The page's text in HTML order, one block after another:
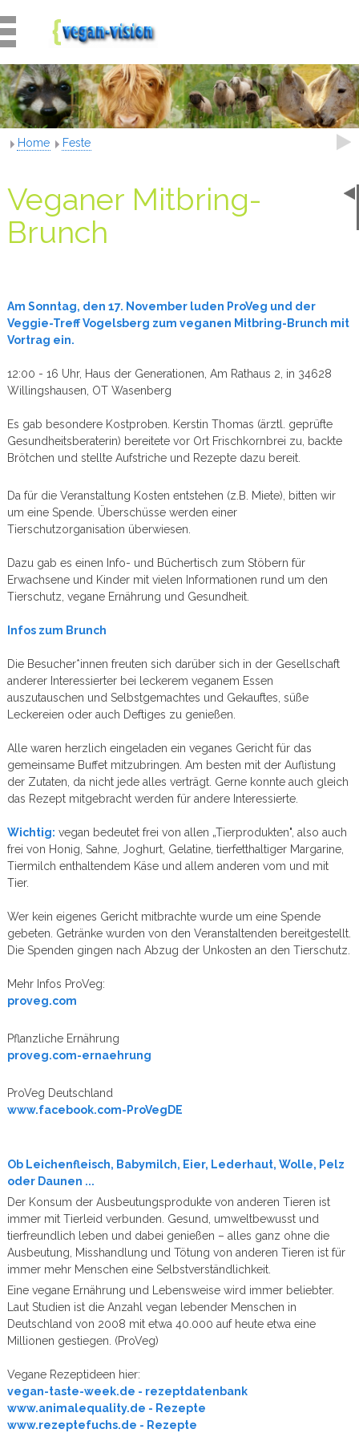
Home Feste
Veganer Mitbring-
Brunch
Am Sonntag, den 17. November luden ProVeg und der
Veggie-Treff Vogelsberg zum veganen Mitbring-Brunch mit
Vortrag ein.
12:00 - 16 Uhr, Haus der Generationen, Am Rathaus 2, in 34628
Willingshausen, OT Wasenberg
Es gab besondere Kostproben. Kerstin Thomas (ärztl. geprüfte
Gesundheitsberaterin) bereitete vor Ort Frischkornbrei zu, backte
Brötchen und stellte Aufstriche und Rezepte dazu bereit.
Da für die Veranstaltung Kosten entstehen (z.B. Miete), bitten wir
um eine Spende. Überschüsse werden einer
Tierschutzorganisation überwiesen.
Dazu gab es einen Info- und Büchertisch zum Stöbern für
Erwachsene und Kinder mit vielen Informationen rund um den
Tierschutz, vegane Ernährung und Gesundheit.
Infos zum Brunch
Die Besucher*innen freuten sich darüber sich in der Gesellschaft
anderer Interessierter bei leckerem veganem Essen
auszutauschen und Selbstgemachtes und Gekauftes, süße
Leckereien oder auch Deftiges zu genießen.
Alle waren herzlich eingeladen ein veganes Gericht für das
gemeinsame Buffet mitzubringen. Am besten mit der Auflistung
der Zutaten, da nicht jede alles verträgt. Gerne konnte auch gleich
das Rezept mitgebracht werden für andere Interessierte.
Wichtig: vegan bedeutet frei von allen „Tierprodukten", also auch
frei von Honig, Sahne, Joghurt, Gelatine, tierfetthaltiger Margarine,
Tiermilch enthaltendem Käse und allem anderen vom und mit
Tier.
Wer kein eigenes Gericht mitbrachte wurde um eine Spende
gebeten. Getränke wurden von den Veranstaltenden bereitgestellt.
Die Spenden gingen nach Abzug der Unkosten an den Tierschutz.
Mehr Infos ProVeg:
proveg.com
Pflanzliche Ernährung
proveg.com-ernaehrung
ProVeg Deutschland
www.facebook.com-ProVegDE
Ob Leichenfleisch, Babymilch, Eier, Lederhaut, Wolle, Pelz
oder Daunen ...
Der Konsum der Ausbeutungsprodukte von anderen Tieren ist
immer mit Tierleid verbunden. Gesund, umweltbewusst und
tierfreundlich leben und dabei genießen – alles ganz ohne die
Ausbeutung, Misshandlung und Tötung von anderen Tieren ist für
immer mehr Menschen eine Selbstverständlichkeit.
Eine vegane Ernährung und Lebensweise wird immer beliebter.
Laut Studien ist die Anzahl vegan lebender Menschen in
Deutschland von 2008 mit etwa 40.000 auf heute etwa eine
Millionen gestiegen. (ProVeg)
Vegane Rezeptideen hier:
vegan-taste-week.de - rezeptdatenbank
www.animalequality.de - Rezepte
www.rezeptefuchs.de - Rezepte